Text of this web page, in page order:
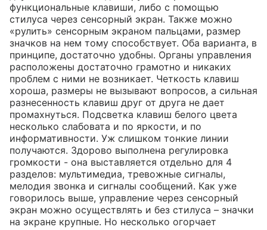
функциональные клавиши, либо с помощью
стилуса через сенсорный экран. Также можно
«рулить» сенсорным экраном пальцами, размер
значков на нем тому способствует. Оба варианта, в
принципе, достаточно удобны. Органы управления
расположены достаточно грамотно и никаких
проблем с ними не возникает. Четкость клавиш
хороша, размеры не вызывают вопросов, а сильная
разнесенность клавиш друг от друга не дает
промахнуться. Подсветка клавиш белого цвета
несколько слабовата и по яркости, и по
информативности. Уж слишком тонкие линии
получаются. Здорово выполнена регулировка
громкости - она выставляется отдельно для 4
разделов: мультимедиа, тревожные сигналы,
мелодия звонка и сигналы сообщений. Как уже
говорилось выше, управление через сенсорный
экран можно осуществлять и без стилуса – значки
на экране крупные. Но несколько огорчает